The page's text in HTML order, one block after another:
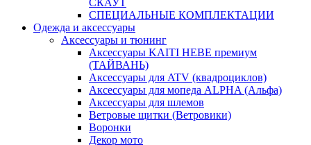
СКАУТ
СПЕЦИАЛЬНЫЕ КОМПЛЕКТАЦИИ
Одежда и аксессуары
Аксессуары и тюнинг
Аксессуары KAITI HEBE премиум
(ТАЙВАНЬ)
Аксессуары для ATV (квадроциклов)
Аксессуары для мопеда ALPHA (Альфа)
Аксессуары для шлемов
Ветровые щитки (Ветровики)
Воронки
Декор мото